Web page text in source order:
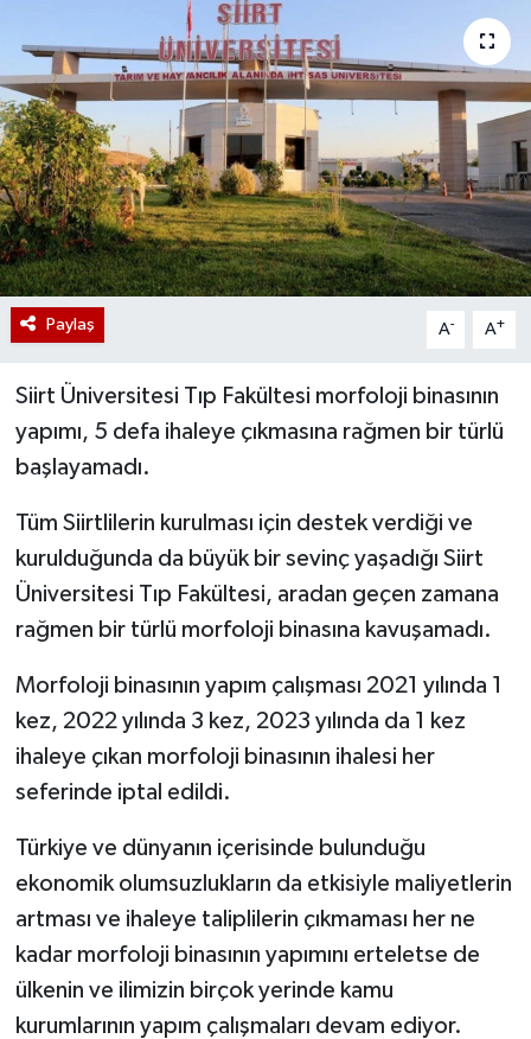
Paylaş A- A+
Siirt Üniversitesi Tıp Fakültesi morfoloji binasının
yapımı, 5 defa ihaleye çıkmasına rağmen bir türlü
başlayamadı.
Tüm Siirtlilerin kurulması için destek verdiği ve
kurulduğunda da büyük bir sevinç yaşadığı Siirt
Üniversitesi Tıp Fakültesi, aradan geçen zamana
rağmen bir türlü morfoloji binasına kavuşamadı.
Morfoloji binasının yapım çalışması 2021 yılında 1
kez, 2022 yılında 3 kez, 2023 yılında da 1 kez
ihaleye çıkan morfoloji binasının ihalesi her
seferinde iptal edildi.
Türkiye ve dünyanın içerisinde bulunduğu
ekonomik olumsuzlukların da etkisiyle maliyetlerin
artması ve ihaleye taliplilerin çıkmaması her ne
kadar morfoloji binasının yapımını erteletse de
ülkenin ve ilimizin birçok yerinde kamu
kurumlarının yapım çalışmaları devam ediyor.